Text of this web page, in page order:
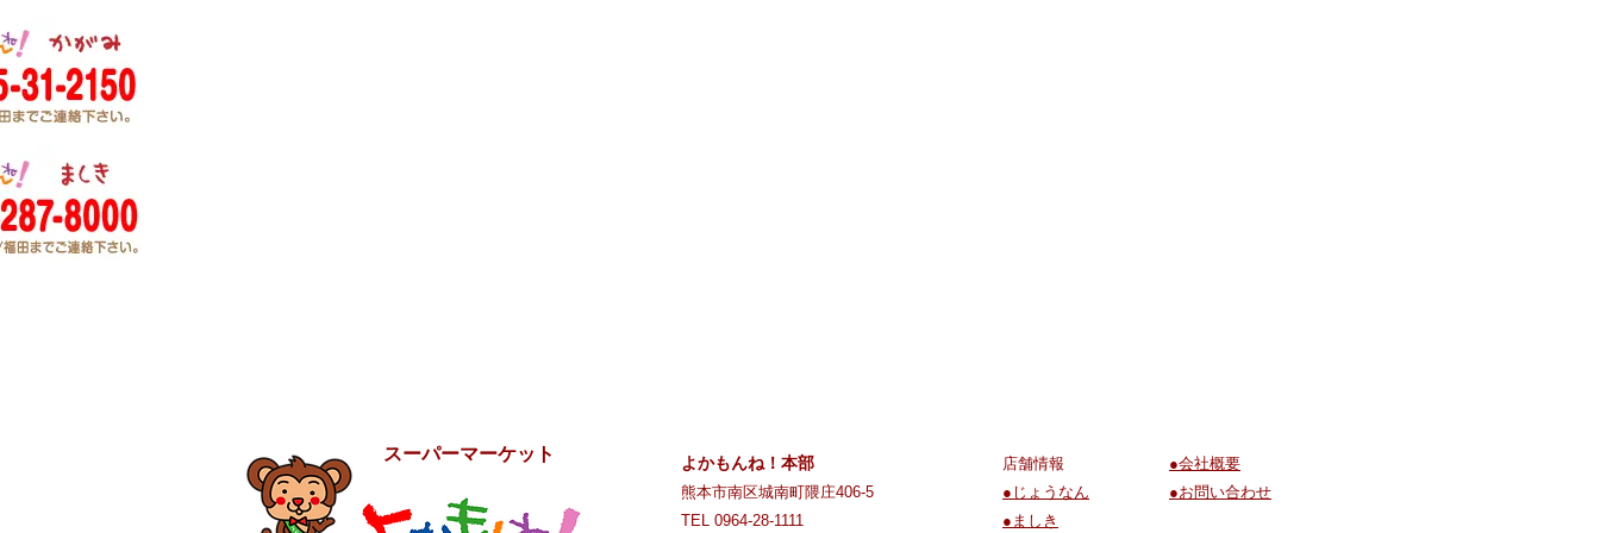
スーパーマーケット よかもんね！本部
熊本市南区城南町隈庄406-5
TEL 0964-28-1111
店舗情報
●じょうなん
●ましき
●会社概要
●お問い合わせ